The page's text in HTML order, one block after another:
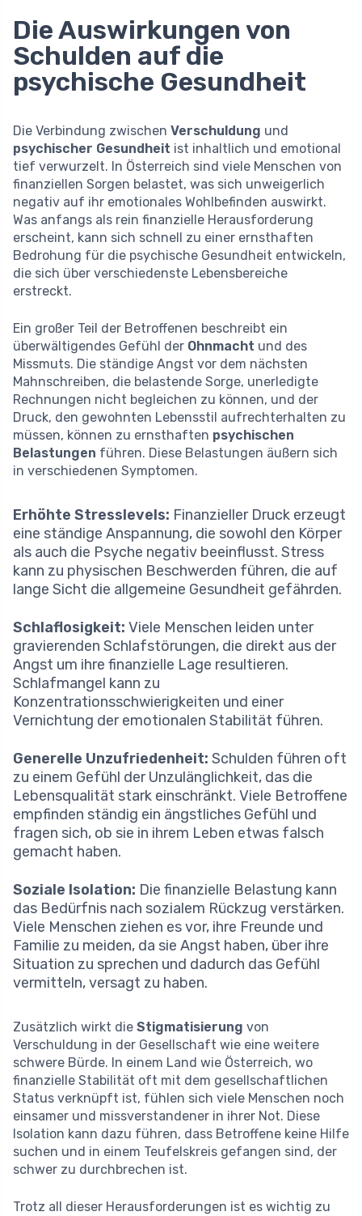
Die Auswirkungen von
Schulden auf die
psychische Gesundheit
Die Verbindung zwischen Verschuldung und
psychischer Gesundheit ist inhaltlich und emotional
tief verwurzelt. In Österreich sind viele Menschen von
finanziellen Sorgen belastet, was sich unweigerlich
negativ auf ihr emotionales Wohlbefinden auswirkt.
Was anfangs als rein finanzielle Herausforderung
erscheint, kann sich schnell zu einer ernsthaften
Bedrohung für die psychische Gesundheit entwickeln,
die sich über verschiedenste Lebensbereiche
erstreckt.
Ein großer Teil der Betroffenen beschreibt ein
überwältigendes Gefühl der Ohnmacht und des
Missmuts. Die ständige Angst vor dem nächsten
Mahnschreiben, die belastende Sorge, unerledigte
Rechnungen nicht begleichen zu können, und der
Druck, den gewohnten Lebensstil aufrechterhalten zu
müssen, können zu ernsthaften psychischen
Belastungen führen. Diese Belastungen äußern sich
in verschiedenen Symptomen.
Erhöhte Stresslevels: Finanzieller Druck erzeugt
eine ständige Anspannung, die sowohl den Körper
als auch die Psyche negativ beeinflusst. Stress
kann zu physischen Beschwerden führen, die auf
lange Sicht die allgemeine Gesundheit gefährden.
Schlaflosigkeit: Viele Menschen leiden unter
gravierenden Schlafstörungen, die direkt aus der
Angst um ihre finanzielle Lage resultieren.
Schlafmangel kann zu
Konzentrationsschwierigkeiten und einer
Vernichtung der emotionalen Stabilität führen.
Generelle Unzufriedenheit: Schulden führen oft
zu einem Gefühl der Unzulänglichkeit, das die
Lebensqualität stark einschränkt. Viele Betroffene
empfinden ständig ein ängstliches Gefühl und
fragen sich, ob sie in ihrem Leben etwas falsch
gemacht haben.
Soziale Isolation: Die finanzielle Belastung kann
das Bedürfnis nach sozialem Rückzug verstärken.
Viele Menschen ziehen es vor, ihre Freunde und
Familie zu meiden, da sie Angst haben, über ihre
Situation zu sprechen und dadurch das Gefühl
vermitteln, versagt zu haben.
Zusätzlich wirkt die Stigmatisierung von
Verschuldung in der Gesellschaft wie eine weitere
schwere Bürde. In einem Land wie Österreich, wo
finanzielle Stabilität oft mit dem gesellschaftlichen
Status verknüpft ist, fühlen sich viele Menschen noch
einsamer und missverstandener in ihrer Not. Diese
Isolation kann dazu führen, dass Betroffene keine Hilfe
suchen und in einem Teufelskreis gefangen sind, der
schwer zu durchbrechen ist.
Trotz all dieser Herausforderungen ist es wichtig zu